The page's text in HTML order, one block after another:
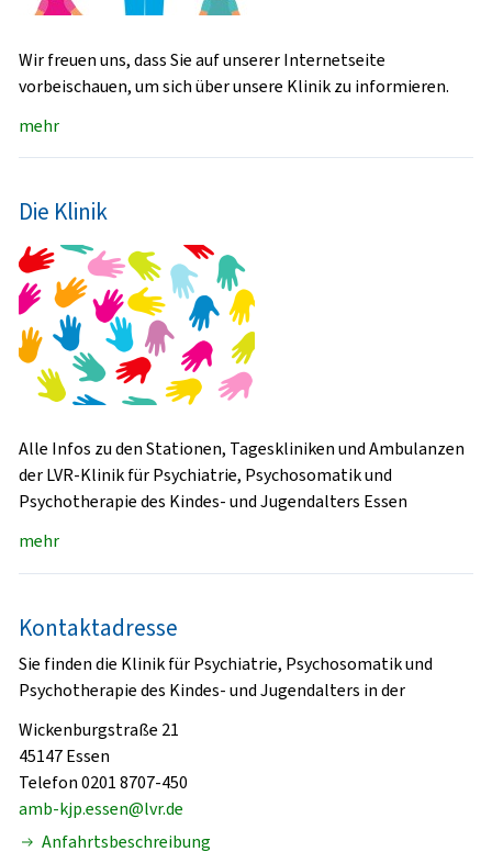
Wir freuen uns, dass Sie auf unserer Internetseite
vorbeischauen, um sich über unsere Klinik zu informieren.
mehr
Die Klinik
Alle Infos zu den Stationen, Tageskliniken und Ambulanzen
der LVR-Klinik für Psychiatrie, Psychosomatik und
Psychotherapie des Kindes- und Jugendalters Essen
mehr
Kontaktadresse
Sie finden die Klinik für Psychiatrie, Psychosomatik und
Psychotherapie des Kindes- und Jugendalters in der
Wickenburgstraße 21
45147 Essen
Telefon 0201 8707-450
amb-kjp.essen@lvr.de
Anfahrtsbeschreibung